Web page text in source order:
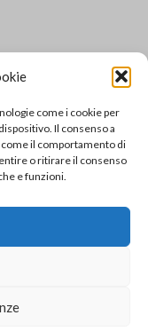
come i cookie per
Il consenso a
il comportamento di
o ritirare il consenso
e funzioni.
SOLUZIONE E
Maiori - 84013
-